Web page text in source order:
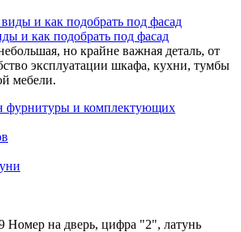
и как подобрать под фасад
но крайне важная деталь, от
эксплуатации шкафа, кухни, тумбы
мебели.
и комплектующих
Номер на дверь, цифра "2", латунь